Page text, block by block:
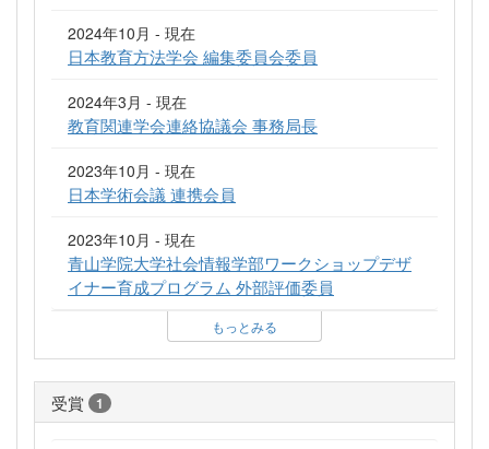
2024年10月 - 現在
日本教育方法学会 編集委員会委員
2024年3月 - 現在
教育関連学会連絡協議会 事務局長
2023年10月 - 現在
日本学術会議 連携会員
2023年10月 - 現在
青山学院大学社会情報学部ワークショップデザ
イナー育成プログラム 外部評価委員
もっとみる
受賞 1